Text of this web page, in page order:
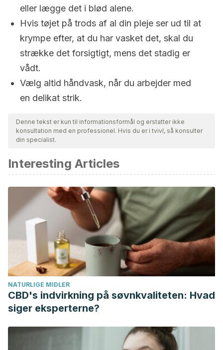
eller lægge det i blød alene.
Hvis tøjet på trods af al din pleje ser ud til at
krympe efter, at du har vasket det, skal du
strække det forsigtigt, mens det stadig er
vådt.
Vælg altid håndvask, når du arbejder med
en delikat strik.
Denne tekst er kun til informationsformål og erstatter ikke
konsultation med en professionel. Hvis du er i tvivl, så konsulter
din specialist.
Interesting Articles
NATURLIGE MIDLER
CBD's indvirkning på søvnkvaliteten: Hvad
siger eksperterne?